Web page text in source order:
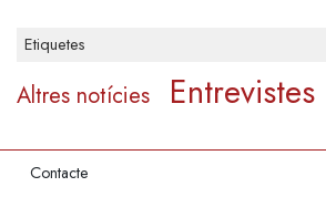
Etiquetes
Altres notícies Entrevistes
Contacte